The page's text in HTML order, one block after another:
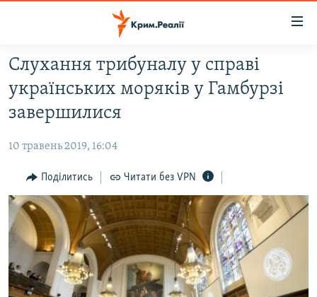
Перейти
до
основного
матеріалу
Перейти
до
навігації
Перейти
пошуку
НОВИНИ
ВОДА.КРИМ
ВІДЕО ТА ФОТО
ПОЛІТИКА
БЛОГИ
ПОГЛЯД
ІНТЕРВ'Ю
ВСЕ ЗА ДЕНЬ
СПЕЦПРОЕКТИ
Слухання трибуналу у справі
українських моряків у Гамбурзі
завершилися
10 травень 2019, 16:04
Поділитись Читати без VPN